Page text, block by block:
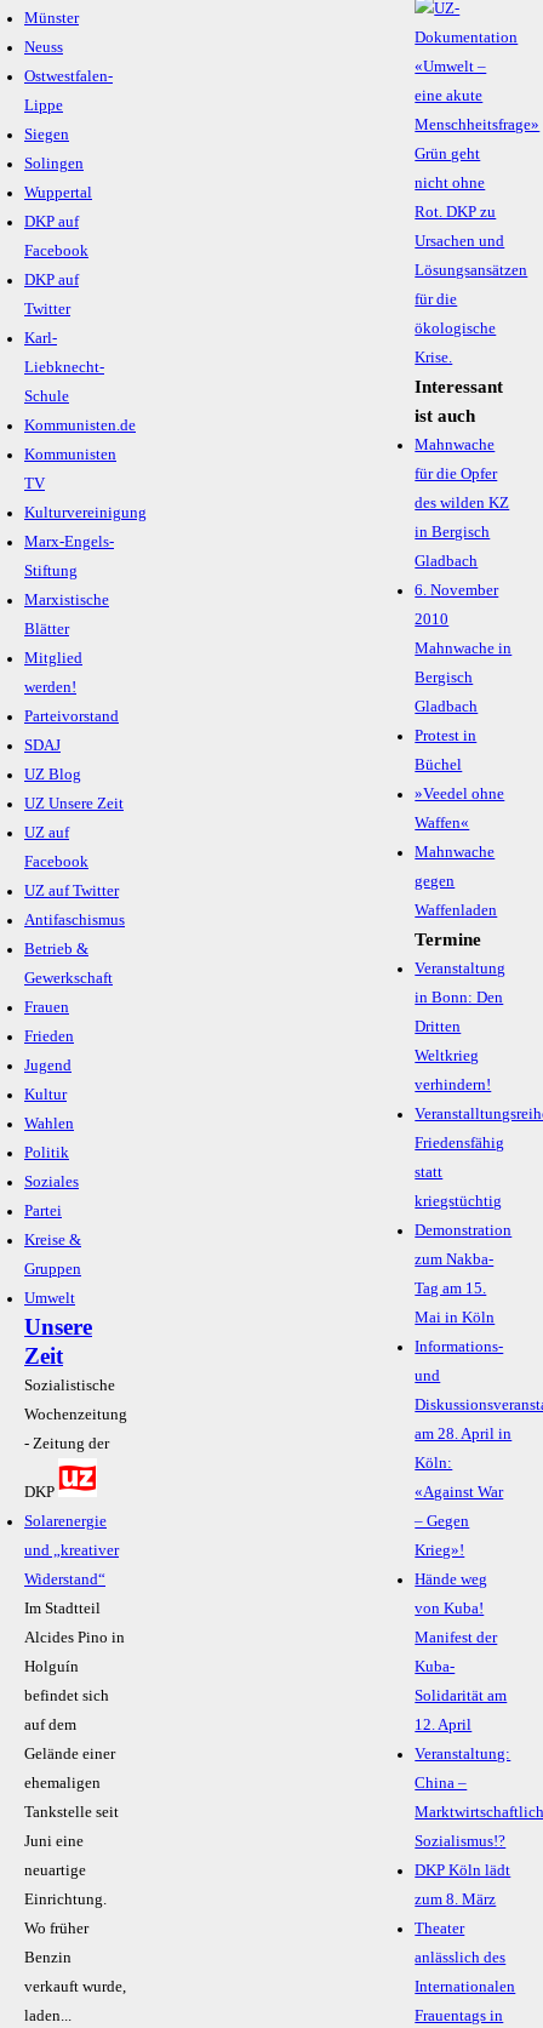
Münster
Neuss
Ostwestfalen-
Lippe
Siegen
Solingen
Wuppertal
DKP auf
Facebook
DKP auf
Twitter
Karl-
Liebknecht-
Schule
Kommunisten.de
Kommunisten
TV
Kulturvereinigung
Marx-Engels-
Stiftung
Marxistische
Blätter
Mitglied
werden!
Parteivorstand
SDAJ
UZ Blog
UZ Unsere Zeit
UZ auf
Facebook
UZ auf Twitter
Antifaschismus
Betrieb &
Gewerkschaft
Frauen
Frieden
Jugend
Kultur
Wahlen
Politik
Soziales
Partei
Kreise &
Gruppen
Umwelt
Unsere
Zeit
Sozialistische
Wochenzeitung
- Zeitung der
DKP
Solarenergie
und „kreativer
Widerstand“
Im Stadtteil
Alcides Pino in
Holguín
befindet sich
auf dem
Gelände einer
ehemaligen
Tankstelle seit
Juni eine
neuartige
Einrichtung.
Wo früher
Benzin
verkauft wurde,
laden...
Interessant
ist auch
Mahnwache
für die Opfer
des wilden KZ
in Bergisch
Gladbach
6. November
2010
Mahnwache in
Bergisch
Gladbach
Protest in
Büchel
»Veedel ohne
Waffen«
Mahnwache
gegen
Waffenladen
Termine
Veranstaltung
in Bonn: Den
Dritten
Weltkrieg
verhindern!
Friedensfähig
statt
kriegstüchtig
Demonstration
zum Nakba-
Tag am 15.
Mai in Köln
Informations-
und
am 28. April in
Köln:
«Against War
– Gegen
Krieg»!
Hände weg
von Kuba!
Manifest der
Kuba-
Solidarität am
12. April
Veranstaltung:
China –
Sozialismus!?
DKP Köln lädt
zum 8. März
Theater
anlässlich des
Internationalen
Frauentags in